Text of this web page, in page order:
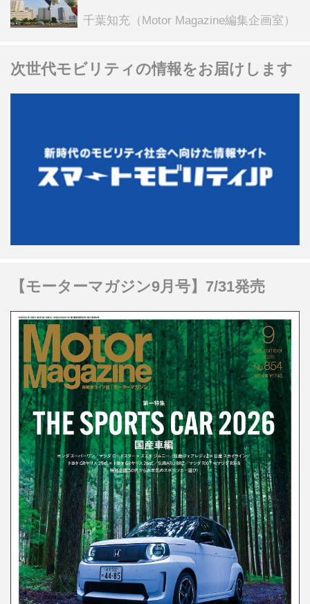
ンテンツも
千葉知充（Motor Magazine編集企画室）
次世代モビリティの情報をお届けします
【モーターマガジン9月号】7/31発売